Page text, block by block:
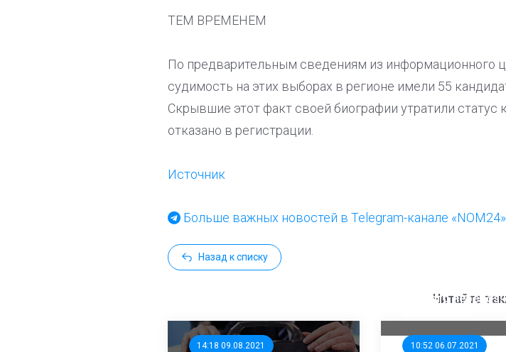
ТЕМ ВРЕМЕНЕМ
По предварительным сведениям из информационного
судимость на этих выборах в регионе имели 55
Скрывшие этот факт своей биографии утратили
отказано в регистрации.
Источник
Больше важных новостей в Telegram-канале
Назад к списку
Читайте
14:18 09.08.2021 10:52 06.07.2021
единого